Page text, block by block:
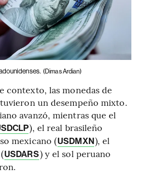
(Dimas Ardian)
contexto, las monedas de
un desempeño mixto.
avanzó, mientras que el
), el real brasileño
mexicano (USDMXN), el
USDARS) y el sol peruano